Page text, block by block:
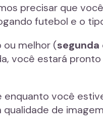
precisar que
futebol e o
melhor (
você estará
enquanto você
de